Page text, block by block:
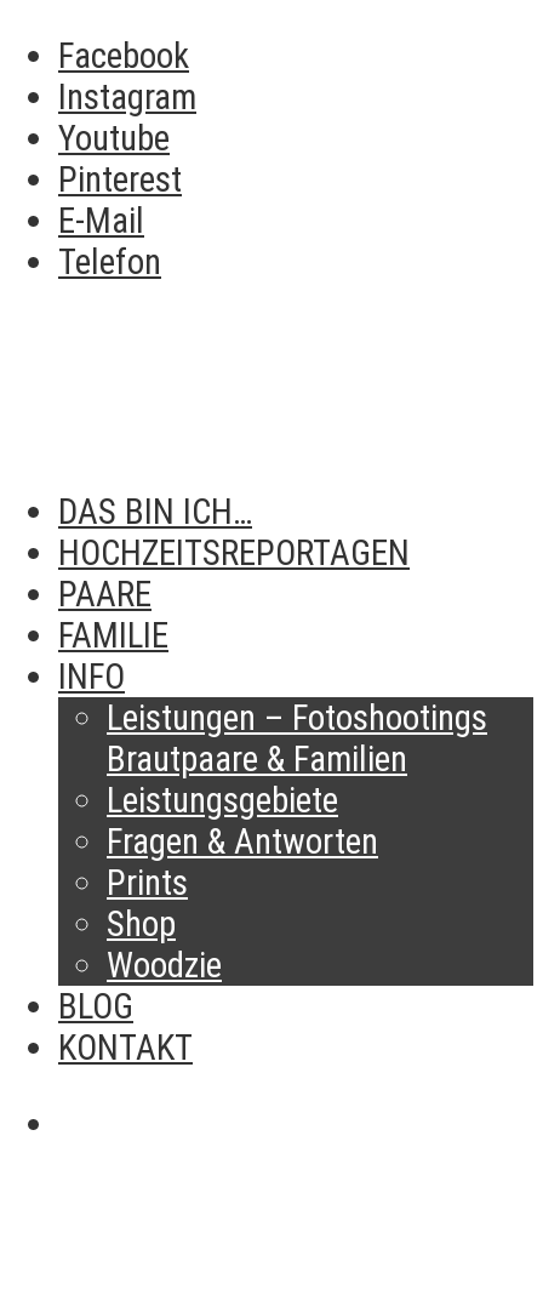
Facebook
Instagram
Youtube
Pinterest
E-Mail
Telefon
DAS BIN ICH…
HOCHZEITSREPORTAGEN
PAARE
FAMILIE
INFO
Leistungen – Fotoshootings
Brautpaare & Familien​
Leistungsgebiete
Fragen & Antworten
Prints
Shop
Woodzie
BLOG
KONTAKT